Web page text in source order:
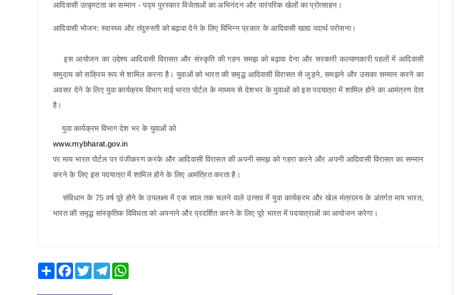
आदिवासी उत्कृष्टता का सम्मान - पद्म पुरस्कार विजेताओं का अभिनंदन और पारंपरिक खेलों का प्रोत्साहन।
आदिवासी भोजन: स्वास्थ्य और तंदुरुस्ती को बढ़ावा देने के लिए विभिन्न प्रकार के आदिवासी खाद्य पदार्थ परोसना।
इस आयोजन का उद्देश्य आदिवासी विरासत और संस्कृति की गहन समझ को बढ़ावा देना और सरकारी कल्याणकारी पहलों में आदिवासी
समुदाय को सक्रिय रूप से शामिल करना है। युवाओं को भारत की समृद्ध आदिवासी विरासत से जुड़ने, समझने और उसका सम्मान करने का
अवसर देने के लिए युवा कार्यक्रम विभाग माई भारत पोर्टल के माध्यम से देशभर के युवाओं को इस पदयात्रा में शामिल होने का आमंत्रण देता
है।
युवा कार्यक्रम विभाग देश भर के युवाओं को
www.mybharat.gov.in
पर माय भारत पोर्टल पर पंजीकरण करके और आदिवासी विरासत की अपनी समझ को गहरा करने और अपनी आदिवासी विरासत का सम्मान
करने के लिए इस पदयात्रा में शामिल होने के लिए आमंत्रित करता है।
संविधान के 75 वर्ष पूरे होने के उपलक्ष्य में एक साल तक चलने वाले उत्सव में युवा कार्यक्रम और खेल मंत्रालय के अंतर्गत माय भारत,
भारत की समृद्ध सांस्कृतिक विविधता को अपनाने और प्रदर्शित करने के लिए पूरे भारत में पदयात्राओं का आयोजन करेगा।
Share Facebook
TwitterTelegram